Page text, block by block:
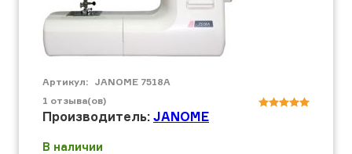
Артикул: JANOME 7518A
1 отзыва(ов)
Производитель: JANOME
В наличии